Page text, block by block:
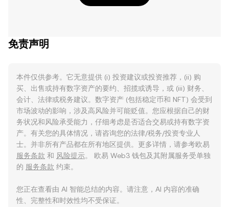
免责声明
本件仅供参考。它无意提供 (i) 投资建议或投资推荐，(ii) 购
买、出售或持有数字资产的要约、招揽或诱导，或 (iii) 财务、
会计、法律或税务建议。数字资产 (包括稳定币和 NFT) 会受到
市场波动的影响，涉及高风险并可能贬值。您应根据自己的财
务状况和风险承受能力，仔细考虑是否适合交易或持有数字资
产。有关您的具体情况，请咨询您的法律/税务/投资专业人
士。并非所有产品都在所有地区提供。更多详情，请参考欧易
服务条款 和 风险提示。 欧易 Web3 钱包及其附属服务受单独
的 服务条款 约束。
您正在查看由 AI 智能总结的内容。请注意，AI 内容的准确
性、完整性和时效性均不受保证。